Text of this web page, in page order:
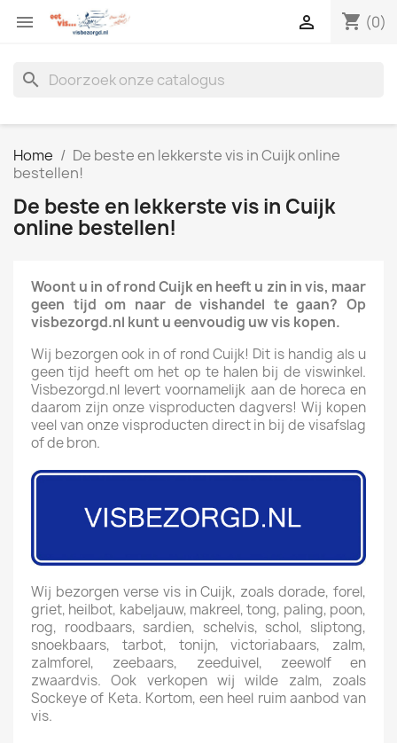
 shopping_cart (0)

search
Home
De beste en lekkerste vis in Cuijk online
bestellen!
De beste en lekkerste vis in Cuijk
online bestellen!
Woont u in of rond Cuijk en heeft u zin in vis, maar
geen tijd om naar de vishandel te gaan? Op
visbezorgd.nl kunt u eenvoudig uw vis kopen.
Wij bezorgen ook in of rond Cuijk! Dit is handig als u
geen tijd heeft om het op te halen bij de viswinkel.
Visbezorgd.nl levert voornamelijk aan de horeca en
daarom zijn onze visproducten dagvers! Wij kopen
veel van onze visproducten direct in bij de visafslag
of de bron.
Wij bezorgen verse vis in Cuijk, zoals dorade, forel,
griet, heilbot, kabeljauw, makreel, tong, paling, poon,
rog, roodbaars, sardien, schelvis, schol, sliptong,
snoekbaars, tarbot, tonijn, victoriabaars, zalm,
zalmforel, zeebaars, zeeduivel, zeewolf en
zwaardvis. Ook verkopen wij wilde zalm, zoals
Sockeye of Keta. Kortom, een heel ruim aanbod van
vis.